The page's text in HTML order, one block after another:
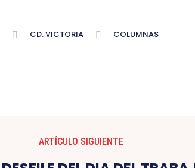
CD. VICTORIA COLUMNAS
ARTÍCULO SIGUIENTE